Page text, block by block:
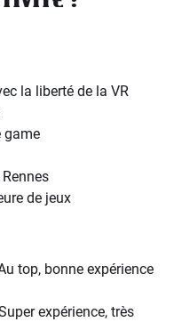
la liberté de la VR
game
de jeux
top, bonne expérience
expérience, très